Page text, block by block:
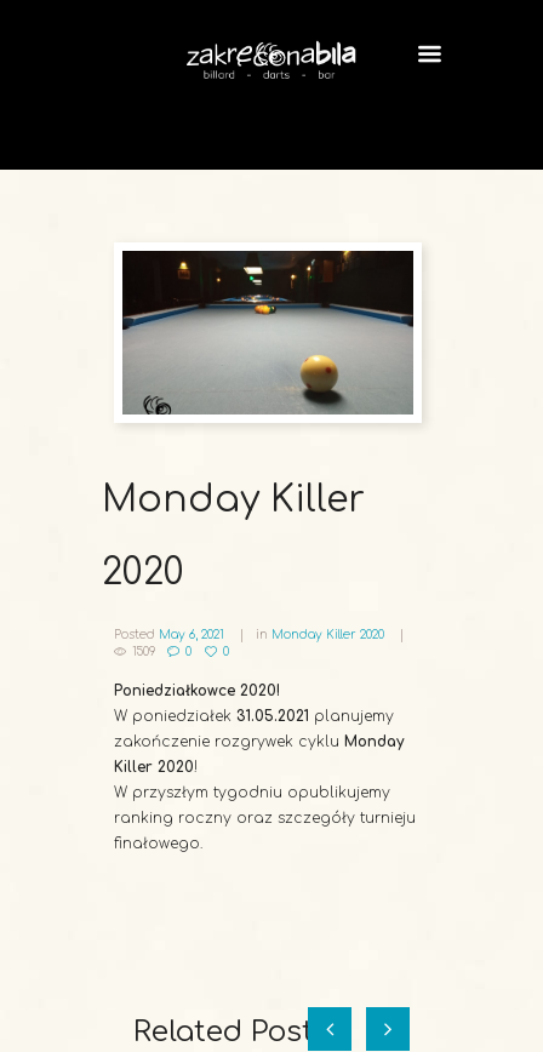
Monday Killer
2020
Posted May 6, 2021 in Monday Killer 2020
1509
0 0
Poniedziałkowce 2020!
W poniedziałek 31.05.2021 planujemy
zakończenie rozgrywek cyklu Monday
Killer 2020!
W przyszłym tygodniu opublikujemy
ranking roczny oraz szczegóły turnieju
finałowego.
Related Posts